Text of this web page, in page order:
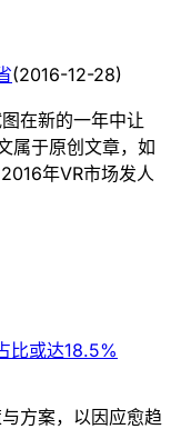
(2016-12-28)
在新的一年中让
属于原创文章，如
年VR市场发人
比或达18.5%
方案，以因应愈趋